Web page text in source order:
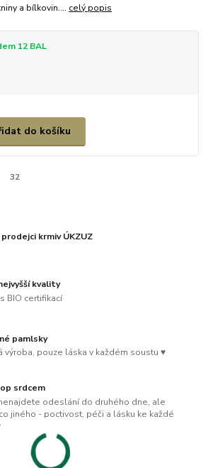
a bílkovin.... celý popis
12 BAL
do košíku
32
krmiv ÚKZUZ
kvality
BIO certifikací
pamlsky
výroba, pouze láska v každém soustu ♥
srdcem
odeslání do druhého dne, ale
jiného - poctivost, péči a lásku ke každé